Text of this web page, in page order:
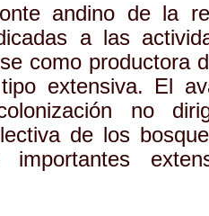
andino de la
a las
como productora
extensiva. El
no
de los
importantes